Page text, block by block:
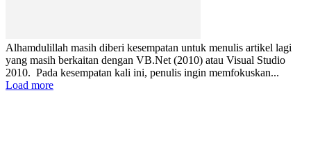
Alhamdulillah masih diberi kesempatan untuk menulis artikel lagi
yang masih berkaitan dengan VB.Net (2010) atau Visual Studio
2010. Pada kesempatan kali ini, penulis ingin memfokuskan...
Load more